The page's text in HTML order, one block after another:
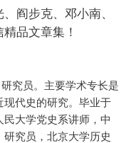
阎步克、邓小南、
品文章集！
究员。主要学术专长是
代史的研究。毕业于
大学党史系讲师，中
究员，北京大学历史